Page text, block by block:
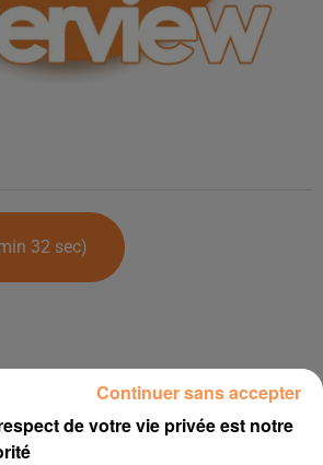
32 sec)
32 sec
ANTOINE "AGS PERFORMANCE" À
de votre vie privée est notre
Continuer sans accepter